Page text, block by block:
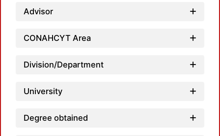
Advisor
CONAHCYT Area
Division/Department
University
Degree obtained